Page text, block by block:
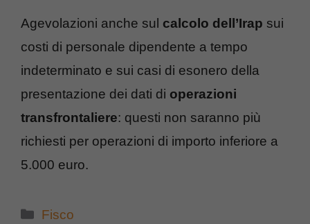
Agevolazioni anche sul calcolo dell’Irap sui
costi di personale dipendente a tempo
indeterminato e sui casi di esonero della
presentazione dei dati di operazioni
transfrontaliere: questi non saranno più
richiesti per operazioni di importo inferiore a
5.000 euro.
Categorie
Fisco